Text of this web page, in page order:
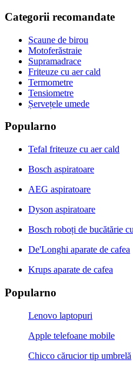
Categorii recomandate
Scaune de birou
Motoferăstraie
Supramadrace
Friteuze cu aer cald
Termometre
Tensiometre
Șervețele umede
Popularno
Tefal friteuze cu aer cald
Bosch aspiratoare
AEG aspiratoare
Dyson aspiratoare
Bosch roboți de bucătărie
De'Longhi aparate de cafea
Krups aparate de cafea
Popularno
Lenovo laptopuri
Apple telefoane mobile
Chicco cărucior tip umbrelă